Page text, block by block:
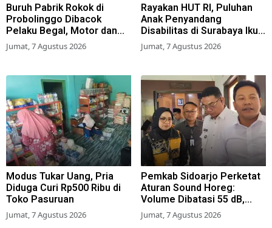
Buruh Pabrik Rokok di
Probolinggo Dibacok
Pelaku Begal, Motor dan
Tas Amblas
Jumat, 7 Agustus 2026
Rayakan HUT RI, Puluhan
Anak Penyandang
Disabilitas di Surabaya Ikuti
Beragam Lomba
Jumat, 7 Agustus 2026
Modus Tukar Uang, Pria
Diduga Curi Rp500 Ribu di
Toko Pasuruan
Jumat, 7 Agustus 2026
Pemkab Sidoarjo Perketat
Aturan Sound Horeg:
Volume Dibatasi 55 dB,
Wajib Kantongi Izin
Jumat, 7 Agustus 2026